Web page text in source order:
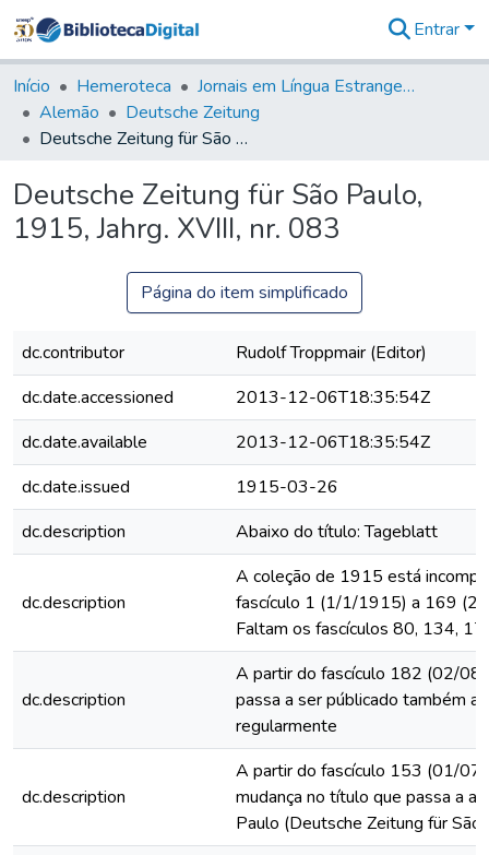
&
Coleções
Tudo na
Biblioteca
Estatísticas
Entrar
Início Hemeroteca
Jornais em Língua Estrangeira
Alemão
Deutsche Zeitung
Deutsche Zeitung für São Paulo, 1915, Jahrg. XVIII, nr. 083
Deutsche Zeitung für São Paulo,
1915, Jahrg. XVIII, nr. 083
Página do item simplificado
dc.contributor
Rudolf Troppmair (Editor)
dc.date.accessioned
2013-12-06T18:35:54Z
dc.date.available
2013-12-06T18:35:54Z
dc.date.issued
1915-03-26
dc.description
Abaixo do título: Tageblatt
dc.description
A coleção de 1915 está
fascículo 1 (1/1/1915) a 169
Faltam os fascículos 80, 134,
dc.description
A partir do fascículo 182 (02/
passa a ser públicado também
regularmente
dc.description
A partir do fascículo 153 (01/
mudança no título que passa a
Paulo (Deutsche Zeitung für São